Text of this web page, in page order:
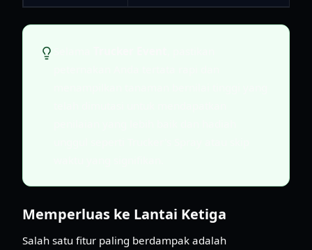
Memperluas ke Lantai Ketiga
Salah satu fitur paling berdampak adalah